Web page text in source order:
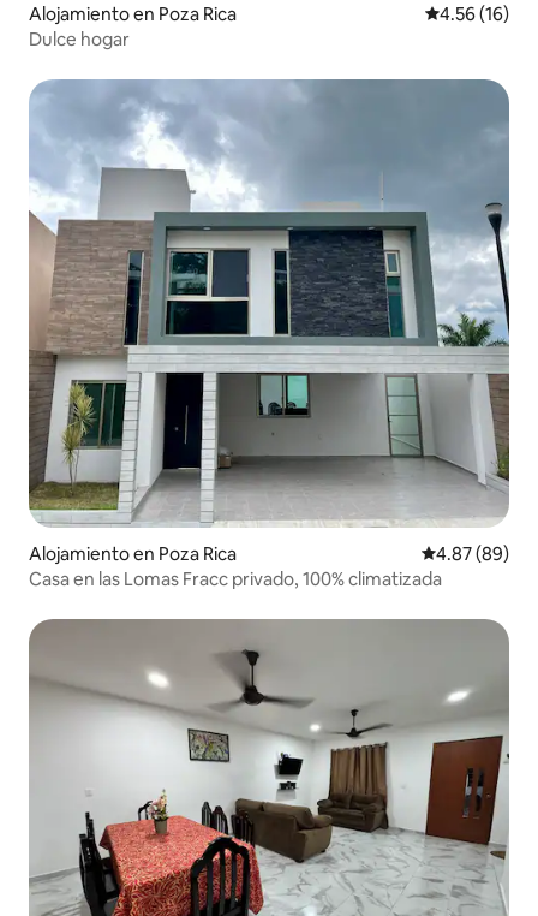
Alojamiento en Poza Rica Calificación
4.56 (16)
Dulce hogar
Alojamiento en Poza Rica Calificación
4.87 (89)
Casa en las Lomas Fracc privado, 100% climatizada